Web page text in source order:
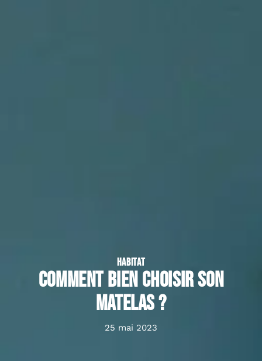
HABITAT
Comment bien choisir son
matelas ?
25 mai 2023